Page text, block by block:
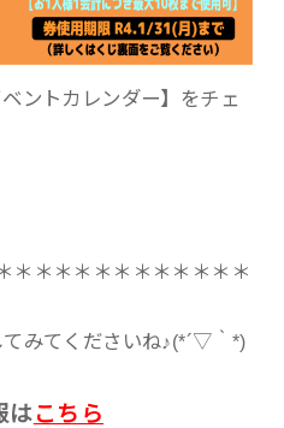
ントカレンダー】をチェ
＊＊＊＊＊＊＊＊＊＊＊＊
みてくださいね♪(*´▽｀*)
はこちら